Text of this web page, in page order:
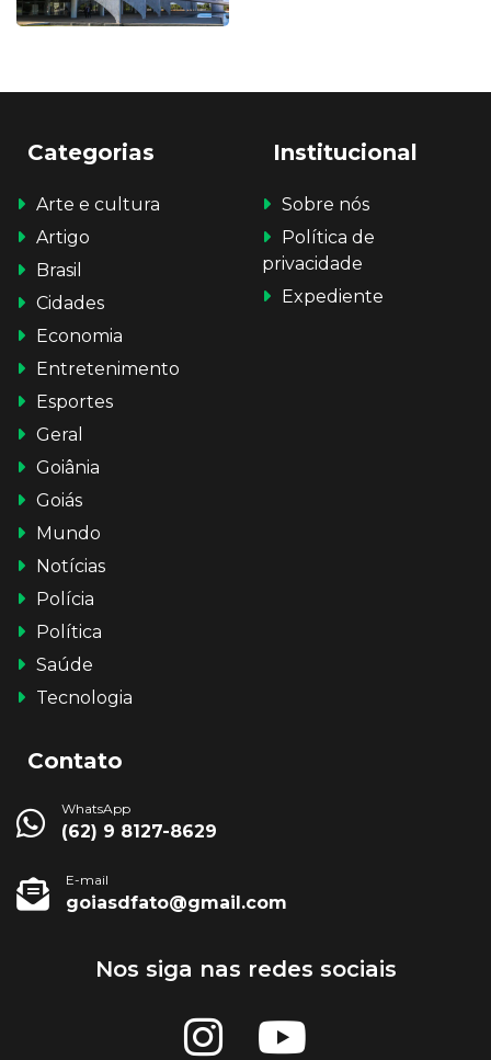
Categorias
Arte e cultura
Artigo
Brasil
Cidades
Economia
Entretenimento
Esportes
Geral
Goiânia
Goiás
Mundo
Notícias
Polícia
Política
Saúde
Tecnologia
Institucional
Sobre nós
Política de
privacidade
Expediente
Contato
WhatsApp
(62) 9 8127-8629
E-mail
goiasdfato@gmail.com
Nos siga nas redes sociais